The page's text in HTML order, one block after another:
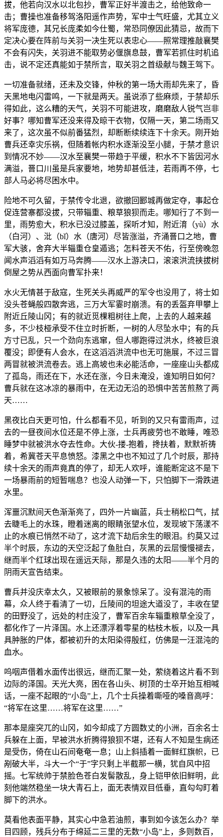
拔，他若向汉水以北包抄，曹军正好半渡击之，给他致命一
击；曹操也准备移驾洛阳遥作声势，军中士气旺盛，尤其立义
将军庞德，其兄长庞柔如今仕蜀，常恐同僚因此猜忌，故而下
定决心要在阵前与关羽一决生死以表忠心——照常理推敲襄樊
不会有闪失，关羽进不能取势必偃旗息鼓，曹军若抓住时机追
击，说不定还真能如于禁所言，取关羽之首级献与魏王驾下。
一切准备就绪，还未及交锋，仲秋的第一场大雨却先来了，昏
天黑地电闪雷鸣，一下就是两天。虽说添了些麻烦，于禁却乐
得如此，这么糟的天气，关羽不可能进攻，磨磨敌人锐气岂非
好事？哪知曹军还没来得及晾干衣物，仅隔一天，第二场雨又
来了，这次虽不似前番猛烈，却断断续续连下十余天。刚开始
曹兵还幸灾乐祸，但随着帐内积水逐渐没至小腿，于禁才意识
到情况不妙——汉水至襄樊一带趋于平缓，积水不下皆因河水
满溢，罾口川虽是兵家要地，地势却甚低洼，若雨再不停，七
部人马必将尽困水中。
险地不可久留，于禁传令北退，欲撤回郾城再做定夺，事起仓
促连营寨都没拔，只带辎重、粮草狼狈而走。哪知行了不到一
里，雨势愈大，积水已没过膝盖，探听才知，附近淯（yù）水
（白河）、沘（bǐ）水（唐河）尽皆涨溢，齐涌罾口之地，曹
军大骇，舍弃大半辎重仓皇遁逃；怎料苍天不佑，行至傍晚忽
闻水声滔滔有如万马奔腾——汉水上游决口，滚滚洪流挟拔树
倒屋之势从西面向曹军扑来！
水火无情甚于敌寇，生死关头再威严的军令也没用了，将士如
没头苍蝇般四散奔逃，三万大军霎时崩溃。有的丢盔弃甲攀上
附近丘陵山冈；有的就近觅棵粗树往上爬，上去的人越来越
多，不少枝桠承受不住立时折断，一树的人尽坠水中；有的兵
方寸已乱，只一个劲向东逃窜，但人哪跑得过洪水，终被巨浪
覆没；即便有人会水，在这滔滔洪流中也无可施展，不过三冒
两冒就被洪流卷去。逃上高坡也未必能活命，一座座山头都成
了孤岛，雨还在下，水还在涨，今日未淹没，谁知明日如何？
曹兵就在这冰凉的暴雨中，在无边无沿的恐惧中苦苦煎熬了两
天……
黑夜比白天更可怕，什么都看不见，听到的又只有雷雨声，过
去的一昼夜间水位还是不停上涨，士兵再疲劳也不敢睡，唯恐
睡梦中就被洪水夺去性命。大伙-搂-抱着，搀扶着，默默祈祷
着，希冀苍天平息愤怒。漆黑之中也不知过了几个时辰，那持
续十余天的雨声竟真的停了，却无人欢呼，谁能断定这不是下
一场暴雨前的短暂喘息？也没人动弹一下，只怕脚下一滑跌进
水里。
浑噩沉默间天色渐渐亮了，四外一片幽蓝，兵士稍松口气，拭
去睫毛上的水珠，瞪着迷离的眼睛张望水位，发现坡下荡漾不
止的水痕已悄然不动了，这才流下劫后余生的眼泪。约莫又过
半个时辰，东边的天空泛起了鱼肚白，灰黑的云层慢慢褪去，
继而半个红球出现在遥远天际，那是久违的太阳——半个月的
阴雨天宣告结束。
曹兵并没庆幸太久，又被眼前的景象惊呆了。没有混沌的雨
幕，众人终于看清了一切，丘陵间的坦途大道没了，丰收在望
的田野没了，远处的村庄没了，曹军百余车辎重粮草全没了，
都化作了一片泽国。水上还漂浮着零星的枯枝木板，以及一具
具肿胀的尸体，都被初升的太阳染得殷红，仿佛是一汪混沌的
血水。
呜咽声借着水面传出很远，继而汇聚一处，萦绕着这片看不到
边际的泽国。天光大亮，困在各山头、树顶的士卒开始互相喊
话，一座不起眼的“小岛”上，几个士兵操着嘶哑的嗓音高呼：
“将军在这里……将军在这里……”
那本是座突兀的山冈，如今却成了方圆数丈的小洲，百余名士
兵躲在上面，早被洪水折腾得狼狈不堪，还有人不知是生病还
是受伤，倚在山石间奄奄一息；山上斜插着一面鲜红旗帜，已
剐破大半，斗大一个“于”字只剩上半截那一横，犹自风中招
摇。七军统帅于禁脸色苍白发髻散乱，身上铠甲依旧鲜明，此
刻他端然稳坐一块大青石上，面无表情双目低垂，直勾勾盯着
脚下的洪水。
莫看他表面平静，其实心中急若油煎，事到如今该怎么办？举
目四顾，残兵分布于绵延二三里的无数“小岛”上，多则数百，